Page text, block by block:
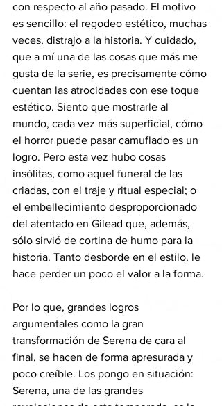
con respecto al año pasado. El motivo
es sencillo: el regodeo estético, muchas
veces, distrajo a la historia. Y cuidado,
que a mí una de las cosas que más me
gusta de la serie, es precisamente cómo
cuentan las atrocidades con ese toque
estético. Siento que mostrarle al
mundo, cada vez más superficial, cómo
el horror puede pasar camuflado es un
logro. Pero esta vez hubo cosas
insólitas, como aquel funeral de las
criadas, con el traje y ritual especial; o
el embellecimiento desproporcionado
del atentado en Gilead que, además,
sólo sirvió de cortina de humo para la
historia. Tanto desborde en el estilo, le
hace perder un poco el valor a la forma.
Por lo que, grandes logros
argumentales como la gran
transformación de Serena de cara al
final, se hacen de forma apresurada y
poco creíble. Los pongo en situación:
Serena, una de las grandes